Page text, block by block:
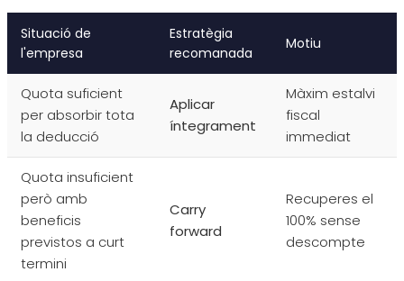
Situació de
l'empresa
Estratègia
recomanada
Motiu
Quota suficient
per absorbir tota
la deducció
Aplicar
íntegrament
Màxim estalvi
fiscal
immediat
Quota insuficient
però amb
beneficis
previstos a curt
termini
Carry
forward
Recuperes el
100% sense
descompte